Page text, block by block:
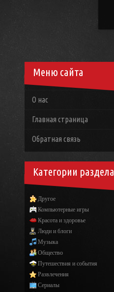
Меню сайта
О нас
Главная страница
Обратная связь
Категории раздела
Другое
Компьютерные игры
Красота и здоровье
Люди и блоги
Музыка
Общество
Путешествия и события
Развлечения
Сериалы